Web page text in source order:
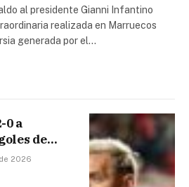
al presidente Gianni Infantino
realizada en Marruecos
generada por el…
0 a
de
Garcés
2026